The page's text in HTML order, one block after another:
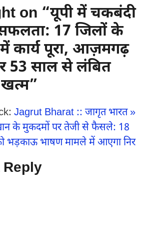
on “यूपी में चकबंदी
17 जिलों के
में कार्य पूरा, आज़मगढ़
53 साल से लंबित
खत्म”
Jagrut Bharat :: जागृत भारत »
के मुकदमों पर तेजी से फैसले: 18
भड़काऊ भाषण मामले में आएगा निर
Reply